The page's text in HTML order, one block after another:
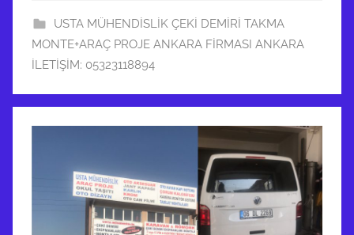
USTA MÜHENDİSLİK ÇEKİ DEMİRİ TAKMA
MONTE+ARAÇ PROJE ANKARA FİRMASI ANKARA
İLETİŞİM: 05323118894